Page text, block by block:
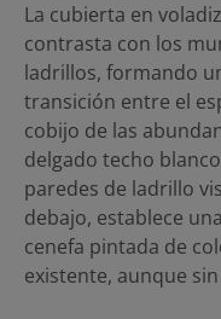
La cubierta en
contrasta con los
ladrillos, formando
transición entre el
cobijo de las
delgado techo
paredes de ladrillo
debajo, establece
cenefa pintada de
existente, aunque